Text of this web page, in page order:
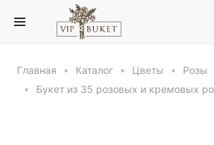
Главная Каталог Цветы Розы
Букет из 35 розовых и кремовых